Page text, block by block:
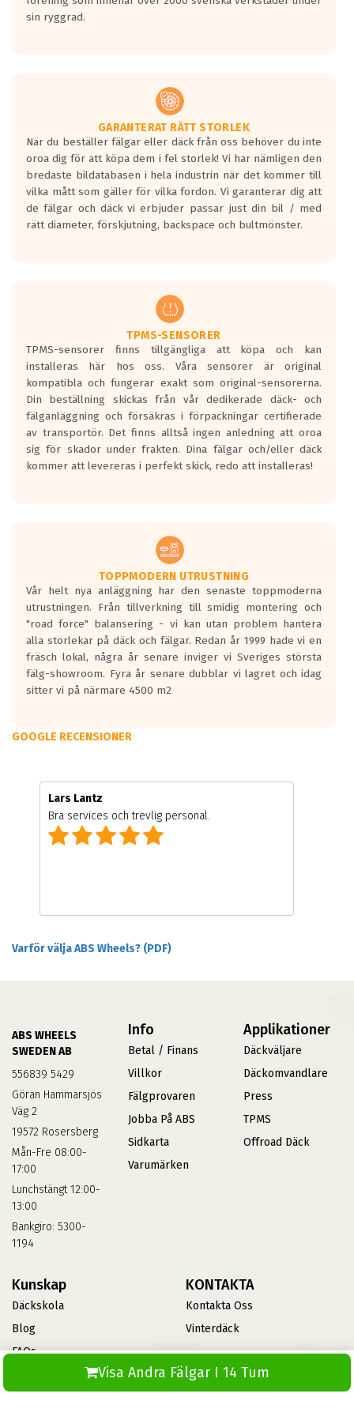
Visa Andra Fälgar I 14 Tum
sin ryggrad.
GARANTERAT RÄTT STORLEK
När du beställer fälgar eller däck från oss behöver du inte
oroa dig för att köpa dem i fel storlek! Vi har nämligen den
bredaste bildatabasen i hela industrin när det kommer till
vilka mått som gäller för vilka fordon. Vi garanterar dig att
de fälgar och däck vi erbjuder passar just din bil / med
rätt diameter, förskjutning, backspace och bultmönster.
TPMS-SENSORER
TPMS-sensorer finns tillgängliga att köpa och kan
installeras här hos oss. Våra sensorer är original
kompatibla och fungerar exakt som original-sensorerna.
Din beställning skickas från vår dedikerade däck- och
fälganläggning och försäkras i förpackningar certifierade
av transportör. Det finns alltså ingen anledning att oroa
sig för skador under frakten. Dina fälgar och/eller däck
kommer att levereras i perfekt skick, redo att installeras!
TOPPMODERN UTRUSTNING
Vår helt nya anläggning har den senaste toppmoderna
utrustningen. Från tillverkning till smidig montering och
"road force" balansering - vi kan utan problem hantera
alla storlekar på däck och fälgar. Redan år 1999 hade vi en
fräsch lokal, några år senare inviger vi Sveriges största
fälg-showroom. Fyra år senare dubblar vi lagret och idag
sitter vi på närmare 4500 m2
GOOGLE RECENSIONER
Lars Lantz
Bra services och trevlig personal.
Varför välja ABS Wheels? (PDF)
ABS WHEELS
SWEDEN AB
556839 5429
Göran Hammarsjös
Väg 2
19572 Rosersberg
Mån-Fre 08:00-
17:00
Lunchstängt 12:00-
13:00
Bankgiro: 5300-
1194
Info
Betal / Finans
Villkor
Fälgprovaren
Jobba På ABS
Sidkarta
Varumärken
Applikationer
Däckväljare
Däckomvandlare
Press
TPMS
Offroad Däck
Kunskap
Däckskola
Blog
FAQs
Informationsbank Av Däck
Och Fälgar
KONTAKTA
Kontakta Oss
Vinterdäck